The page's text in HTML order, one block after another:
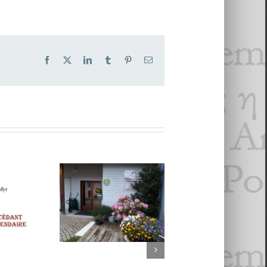
- 10 octo­bre 2015
Facebook LinkedInTumblr PinterestEmail
Une maison
pour la Poésie 2 :
La Maison de
Poésie
Transjurassienne
12 POÈMES